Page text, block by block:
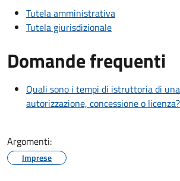
Tutela amministrativa
Tutela giurisdizionale
Domande frequenti
Quali sono i tempi di istruttoria di
autorizzazione, concessione o licenza?
Argomenti:
Imprese